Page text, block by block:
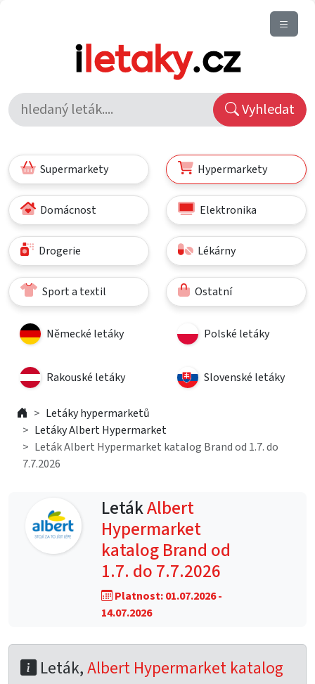
Vyhledat
Supermarkety Hypermarkety
Domácnost Elektronika
Drogerie Lékárny
Sport a textil Ostatní
Německé letáky Polské letáky
Rakouské letáky Slovenské letáky
Letáky hypermarketů
Letáky Albert Hypermarket
Leták Albert Hypermarket katalog Brand od 1.7. do
7.7.2026
LetákAlbert
Hypermarket
katalog Brand od
1.7. do 7.7.2026
Platnost: 01.07.2026 -
14.07.2026
Leták,Albert Hypermarket katalog